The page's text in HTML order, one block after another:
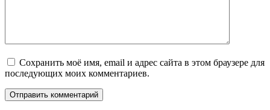
Сохранить моё имя, email и адрес сайта в этом браузере для
последующих моих комментариев.